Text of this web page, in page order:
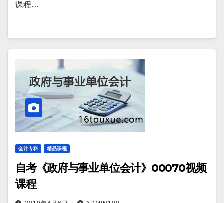
课程…
会计专科 精品课程
自考《政府与事业单位会计》00070视频
课程